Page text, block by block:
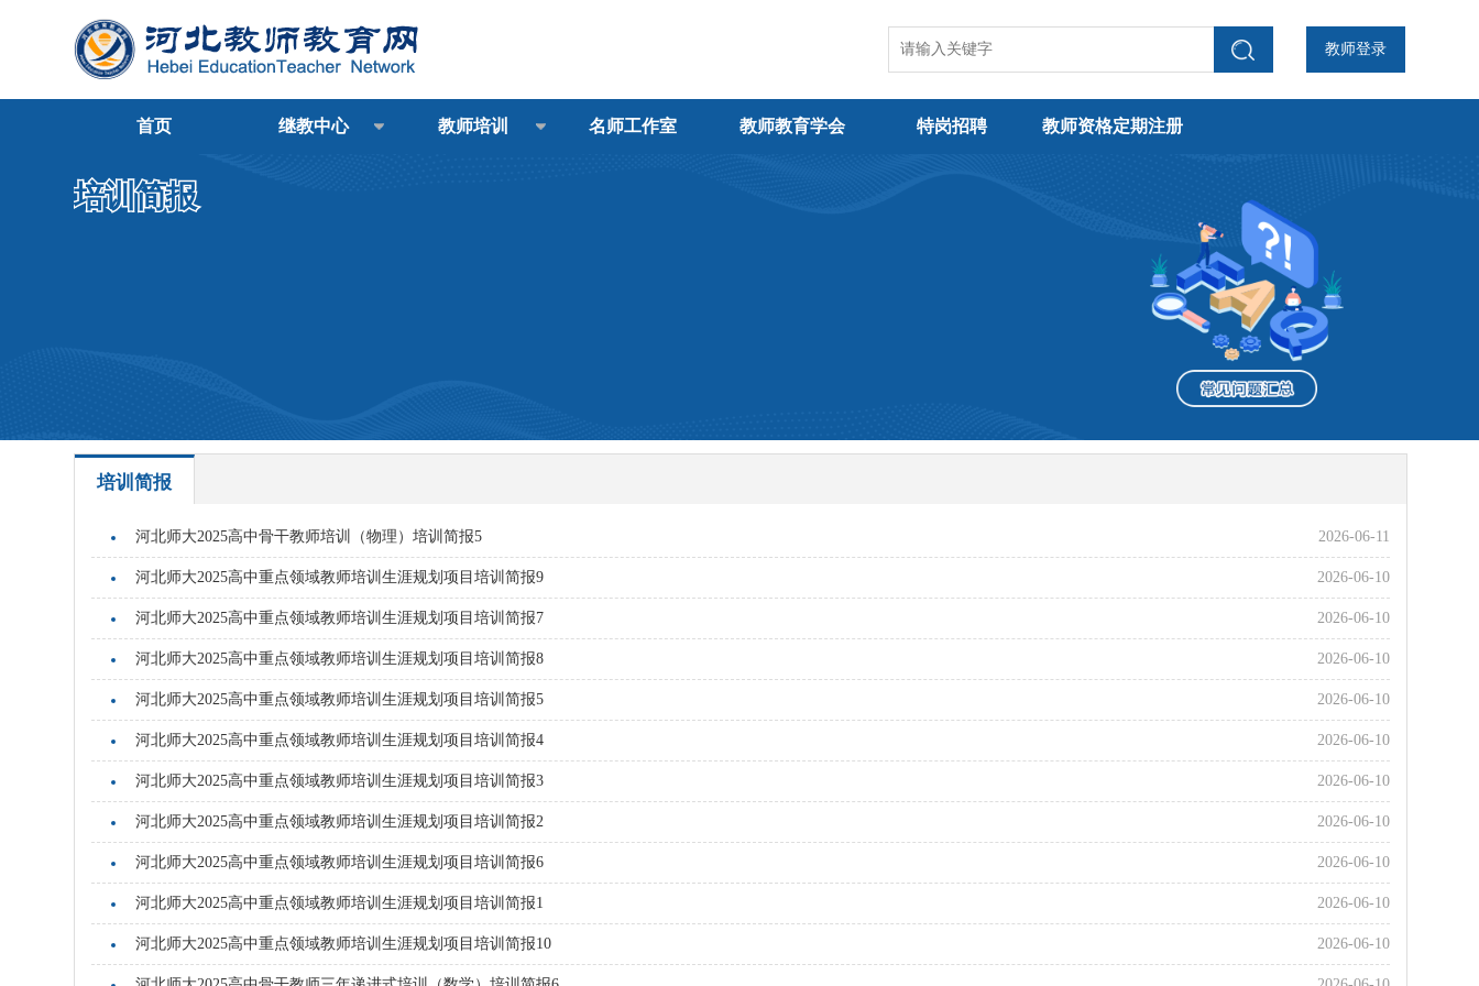
教师登录
首页 继教中心 教师培训 名师工作室 教师教育学会 特岗招聘 教师资格定期注册
培训简报
培训简报
河北师大2025高中骨干教师培训（物理）培训简报5 2026-06-11
河北师大2025高中重点领域教师培训生涯规划项目培训简报9 2026-06-10
河北师大2025高中重点领域教师培训生涯规划项目培训简报7 2026-06-10
河北师大2025高中重点领域教师培训生涯规划项目培训简报8 2026-06-10
河北师大2025高中重点领域教师培训生涯规划项目培训简报5 2026-06-10
河北师大2025高中重点领域教师培训生涯规划项目培训简报4 2026-06-10
河北师大2025高中重点领域教师培训生涯规划项目培训简报3 2026-06-10
河北师大2025高中重点领域教师培训生涯规划项目培训简报2 2026-06-10
河北师大2025高中重点领域教师培训生涯规划项目培训简报6 2026-06-10
河北师大2025高中重点领域教师培训生涯规划项目培训简报1 2026-06-10
河北师大2025高中重点领域教师培训生涯规划项目培训简报10 2026-06-10